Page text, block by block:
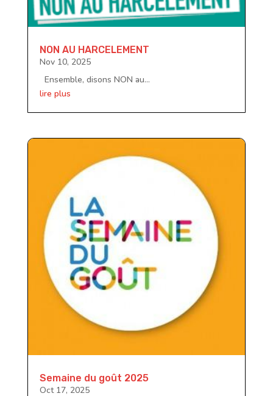
NON AU HARCELEMENT
Nov 10, 2025
Ensemble, disons NON au...
lire plus
Semaine du goût 2025
Oct 17, 2025